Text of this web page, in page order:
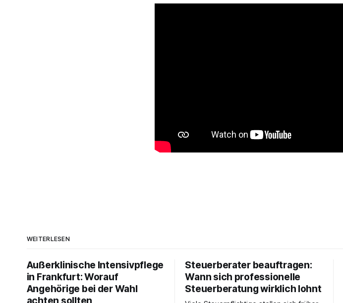
WEITERLESEN
Außerklinische Intensivpflege
in Frankfurt: Worauf
Angehörige bei der Wahl
achten sollten
Steuerberater beauftragen:
Wann sich professionelle
Steuerberatung wirklich lohnt